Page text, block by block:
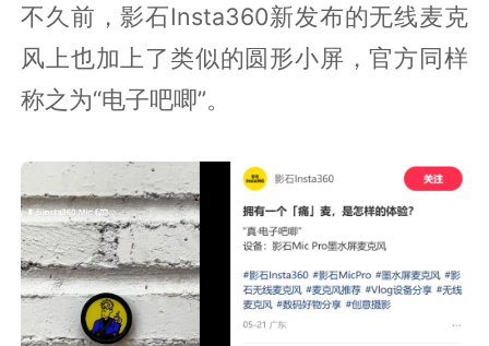
不久前，影石Insta360新发布的无线麦克
风上也加上了类似的圆形小屏，官方同样
称之为“电子吧唧”。